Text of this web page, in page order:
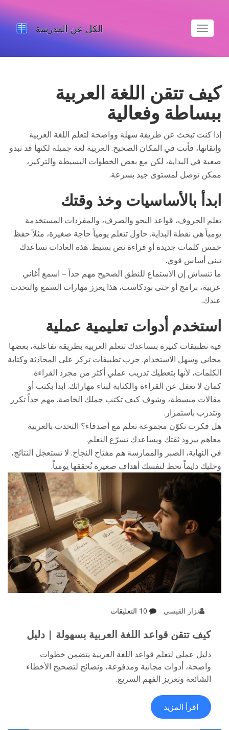
تبديل
الملاحة
كيف تتقن اللغة العربية
ببساطة وفعالية
إذا كنت تبحث عن طريقة سهلة وواضحة لتعلم اللغة العربية
وإتقانها، فأنت في المكان الصحيح. العربية لغة جميلة لكنها قد تبدو
صعبة في البداية، لكن مع بعض الخطوات البسيطة والتركيز،
ممكن توصل لمستوى جيد بسرعة.
ابدأ بالأساسيات وخذ وقتك
تعلم الحروف، قواعد النحو والصرف، والمفردات المستخدمة
يومياً هي نقطة البداية. حاول تتعلم يومياً حاجة صغيرة، مثلاً حفظ
خمس كلمات جديدة أو قراءة نص بسيط. هذه العادات تساعدك
تبني أساس قوي.
ما تنساش إن الاستماع للنطق الصحيح مهم جداً – اسمع أغاني
عربية، برامج أو حتى بودكاست، هذا يعزز مهارات السمع والتحدث
عندك.
استخدم أدوات تعليمية عملية
فيه تطبيقات كثيرة بتساعدك تتعلم العربية بطريقة تفاعلية، بعضها
مجاني وسهل الاستخدام. جرب تطبيقات تركز على المحادثة وكتابة
الكلمات، لأنها بتعطيك تدريب عملي أكثر من مجرد القراءة.
كمان لا تغفل عن القراءة والكتابة لبناء مهاراتك. ابدأ بكتب أو
مقالات مبسطة، وشوف كيف تكتب جملك الخاصة. مهم جداً تكرر
وتتدرب باستمرار.
هل فكرت تكوّن مجموعة تعلم مع أصدقاء؟ التحدث بالعربية
معاهم بيزود ثقتك ويساعدك تسرّع التعلم.
في النهاية، الصبر والممارسة هم مفتاح النجاح. لا تستعجل النتائج،
وخليك دايماً تحط لنفسك أهداف صغيرة تُحققها يومياً.
نزار القيسي
كيف تتقن قواعد اللغة العربية بسهولة | دليل
دليل عملي لتعلم قواعد اللغة العربية يتضمن خطوات
واضحة، أدوات مجانية ومدفوعة، ونصائح لتصحيح الأخطاء
الشائعة وتعزيز الفهم السريع.
اقرأ المزيد